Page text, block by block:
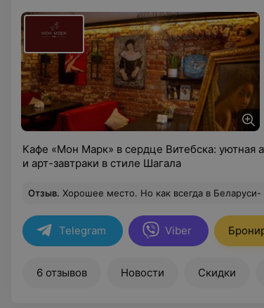
Кафе «Мон Марк» в сердце Витебска: уютная
и арт-завтраки в стиле Шагала
Отзыв. Хорошее место. Но как всегда в Беларуси- не место красит человека, а человек место. Мы просто погрузились в какой-то необычный, красочный мир, навеянный, книгами о художниках музыкантах, поэтах. И всё благодаря,
Telegram Viber
6 отзывов Новости Скидки